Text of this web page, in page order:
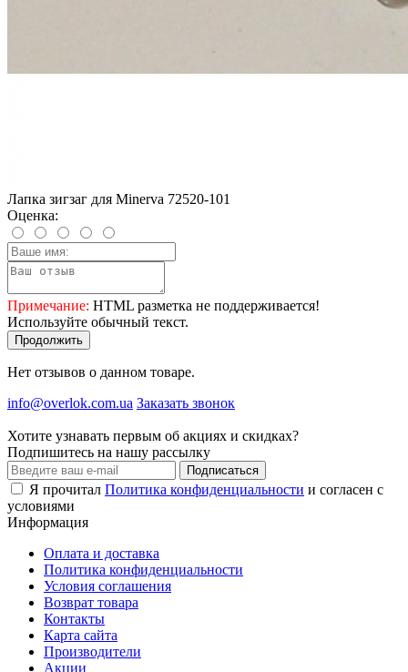
Лапка зигзаг для Minerva 72520-101
Оценка:
Примечание: HTML разметка не поддерживается!
Используйте обычный текст.
Продолжить
Нет отзывов о данном товаре.
info@overlok.com.ua Заказать звонок
Хотите узнавать первым об акциях и скидках?
Подпишитесь на нашу рассылку
Подписаться
Я прочитал Политика конфиденциальности и согласен с
условиями
Информация
Оплата и доставка
Политика конфиденциальности
Условия соглашения
Возврат товара
Контакты
Карта сайта
Производители
Акции